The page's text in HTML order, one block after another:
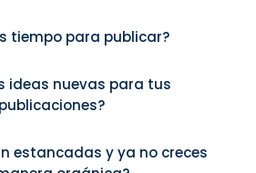
tiempo para publicar?
ideas nuevas para tus
publicaciones?
estancadas y ya no creces